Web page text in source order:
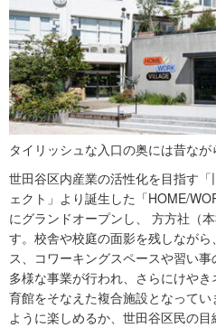
タイリッシュな入口の奥には昔なが
世田谷区内産業の活性化を目指す
ェクト」より誕生した「HOME/
にグランドオープンし、 方方社（
す。校舎や校庭の面影を残しなが
ス、コワーキングスペースや習い
多様な事業が行われ、さらにけや
育館をそなえた複合施設となって
ように楽しめるか、世田谷区民の目